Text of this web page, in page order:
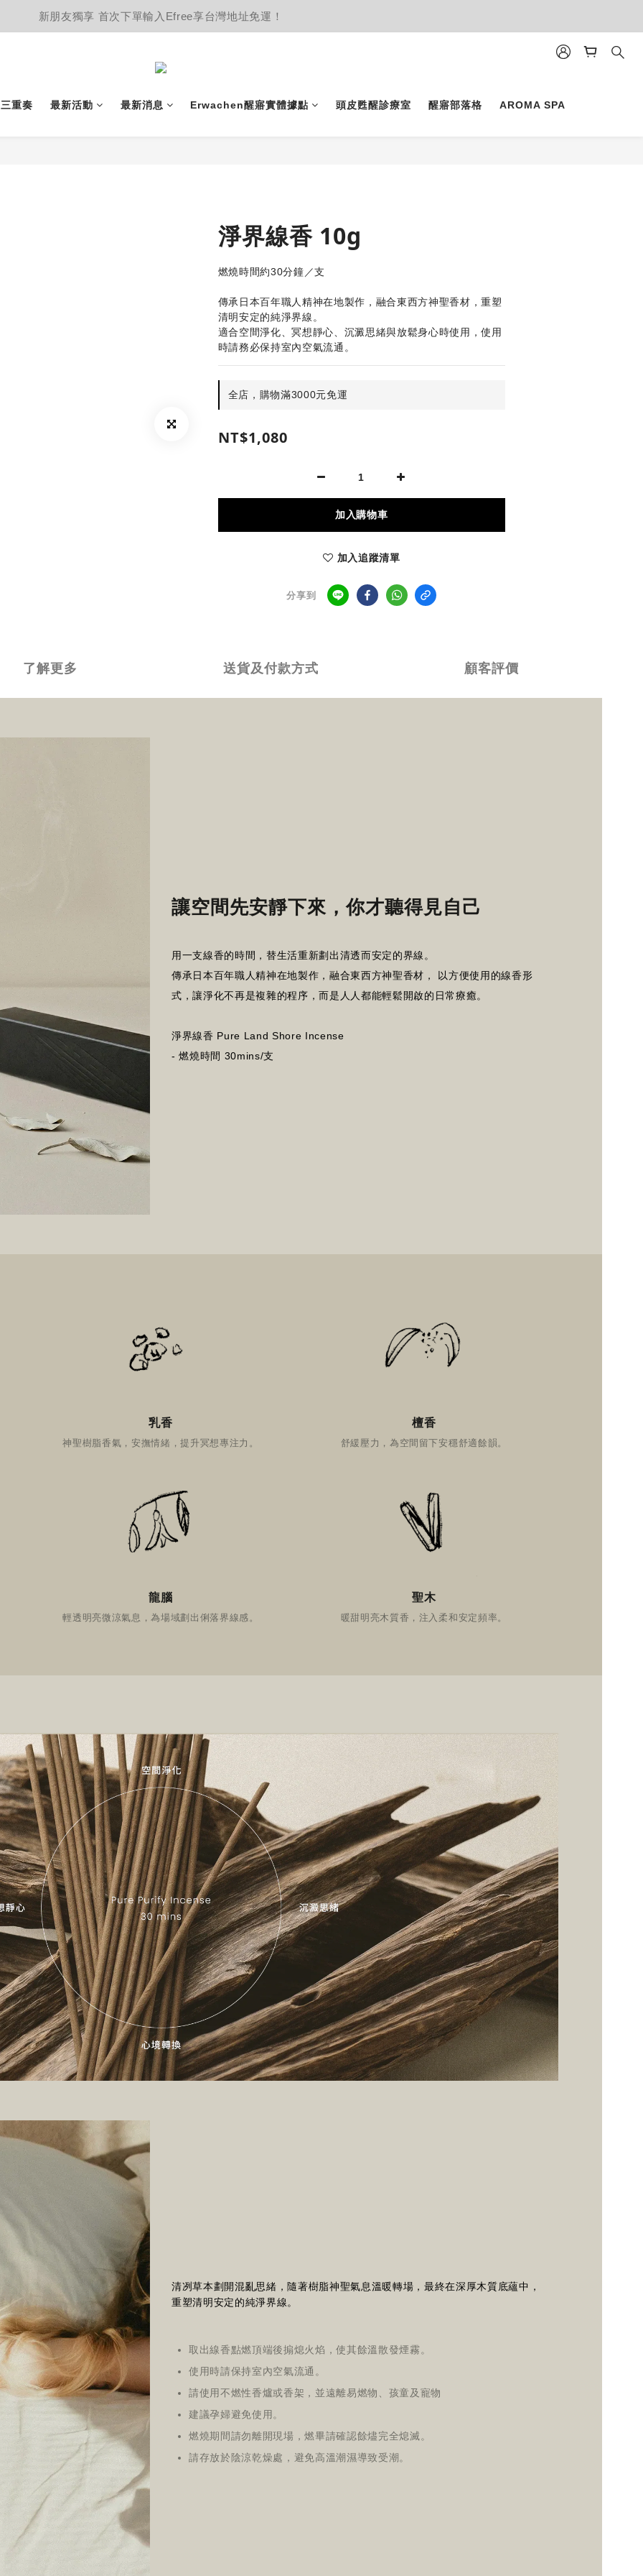
新朋友獨享 首次下單輸入Efree享台灣地址免運！
重奏 最新活動 最新消息 Erwachen醒寤實體據點 頭皮甦醒診療室 醒寤部落格 AROMA SPA
淨界線香 10g
燃燒時間約30分鐘／支
傳承日本百年職人精神在地製作，融合東西方神聖香材，重塑
清明安定的純淨界線。
適合空間淨化、冥想靜心、沉澱思緒與放鬆身心時使用，使用
時請務必保持室內空氣流通。
全店，購物滿3000元免運
NT$1,080
加入購物車
加入追蹤清單
分享到
了解更多 送貨及付款方式 顧客評價
讓空間先安靜下來，你才聽得見自己
用一支線香的時間，替生活重新劃出清透而安定的界線。
傳承日本百年職人精神在地製作，融合東西方神聖香材， 以方便使用的線香形
式，讓淨化不再是複雜的程序，而是人人都能輕鬆開啟的日常療癒。
淨界線香 Pure Land Shore Incense
- 燃燒時間 30mins/支
乳香
神聖樹脂香氣，安撫情緒，提升冥想專注力。
檀香
舒緩壓力，為空間留下安穩舒適餘韻。
龍腦
輕透明亮微涼氣息，為場域劃出俐落界線感。
聖木
暖甜明亮木質香，注入柔和安定頻率。
清冽草本劃開混亂思緒，隨著樹脂神聖氣息溫暖轉場，最終在深厚木質底蘊中，
重塑清明安定的純淨界線。
取出線香點燃頂端後搧熄火焰，使其餘溫散發煙霧。
使用時請保持室內空氣流通。
請使用不燃性香爐或香架，並遠離易燃物、孩童及寵物
建議孕婦避免使用。
燃燒期間請勿離開現場，燃畢請確認餘燼完全熄滅。
請存放於陰涼乾燥處，避免高溫潮濕導致受潮。